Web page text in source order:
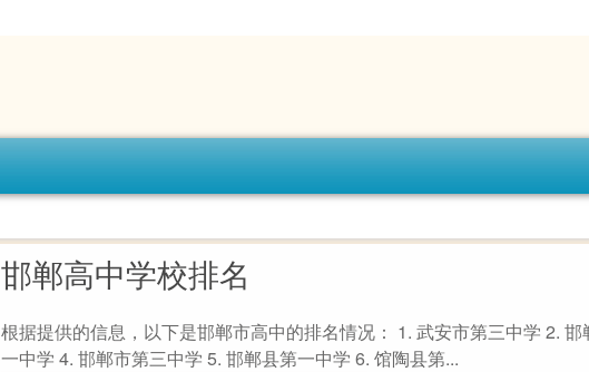
邯郸高中学校排名
根据提供的信息，以下是邯郸市高中的排名情况： 1. 武安市第三中学 2.
一中学 4. 邯郸市第三中学 5. 邯郸县第一中学 6. 馆陶县第...